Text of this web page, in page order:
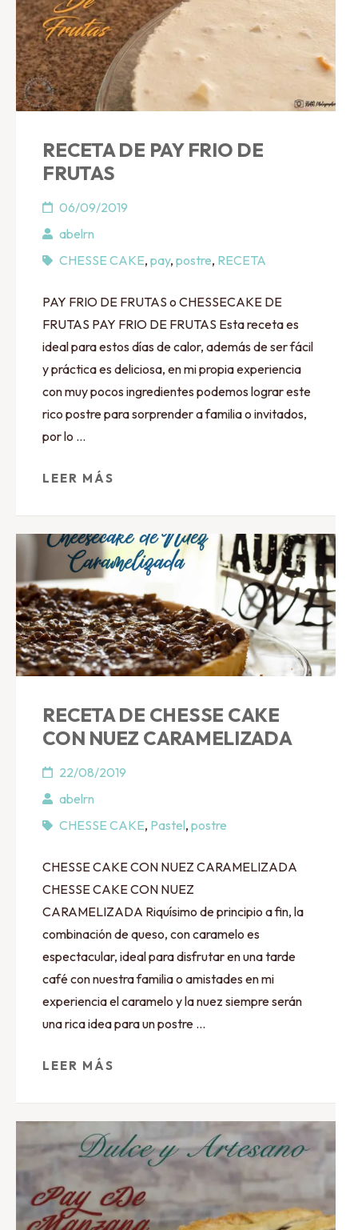
RECETA DE PAY FRIO DE
FRUTAS
06/09/2019
abelrn
CHESSE CAKE, pay, postre, RECETA
PAY FRIO DE FRUTAS o CHESSECAKE DE
FRUTAS PAY FRIO DE FRUTAS Esta receta es
ideal para estos días de calor, además de ser fácil
y práctica es deliciosa, en mi propia experiencia
con muy pocos ingredientes podemos lograr este
rico postre para sorprender a familia o invitados,
por lo …
LEER MÁS
RECETA DE CHESSE CAKE
CON NUEZ CARAMELIZADA
22/08/2019
abelrn
CHESSE CAKE, Pastel, postre
CHESSE CAKE CON NUEZ CARAMELIZADA
CHESSE CAKE CON NUEZ
CARAMELIZADA Riquísimo de principio a fin, la
combinación de queso, con caramelo es
espectacular, ideal para disfrutar en una tarde
café con nuestra familia o amistades en mi
experiencia el caramelo y la nuez siempre serán
una rica idea para un postre …
LEER MÁS